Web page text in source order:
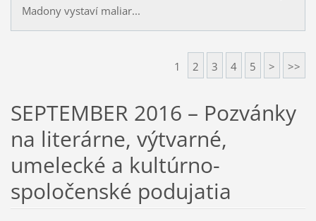
Madony vystaví maliar...
1 2 3 4 5 > >>
SEPTEMBER 2016 – Pozvánky
na literárne, výtvarné,
umelecké a kultúrno-
spoločenské podujatia